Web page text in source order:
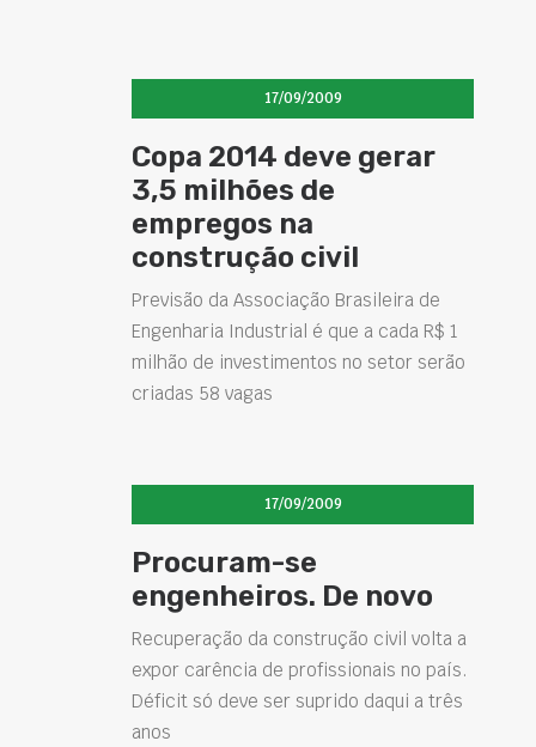
17/09/2009
Copa 2014 deve gerar
3,5 milhões de
empregos na
construção civil
Previsão da Associação Brasileira de
Engenharia Industrial é que a cada R$ 1
milhão de investimentos no setor serão
criadas 58 vagas
17/09/2009
Procuram-se
engenheiros. De novo
Recuperação da construção civil volta a
expor carência de profissionais no país.
Déficit só deve ser suprido daqui a três
anos